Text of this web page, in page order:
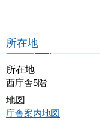
所在地
所在地
西庁舎5階
地図
庁舎案内地図